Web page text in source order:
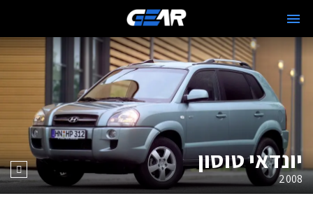
יונדאי טוסון
2008